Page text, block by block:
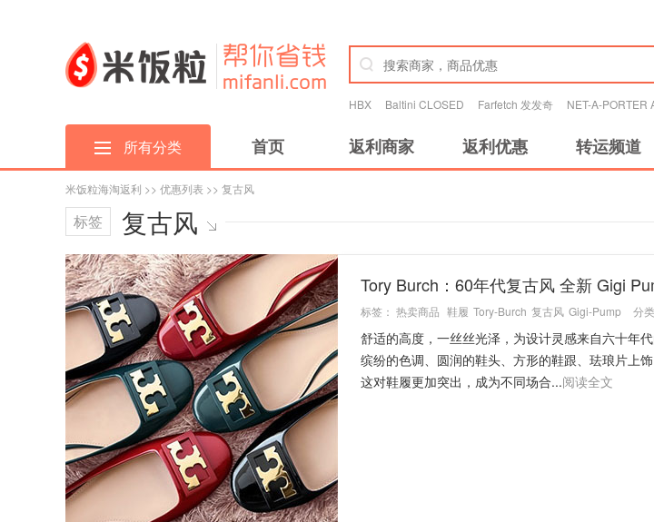
HBX Baltini CLOSED Farfetch 发发奇 NET-A-PORTER
所有分类 首页 返利商家 返利优惠 转运频道
米饭粒海淘返利 >> 优惠列表 >> 复古风
标签 复古风
Tory Burch：60年代复古风 全新 Gigi
标签： 热卖商品 鞋履 Tory-Burch 复古风 Gigi-Pump 分
舒适的高度，一丝丝光泽，为设计灵感来自六十年
缤纷的色调、圆润的鞋头、方形的鞋跟、珐琅片上
这对鞋履更加突出，成为不同场合...阅读全文